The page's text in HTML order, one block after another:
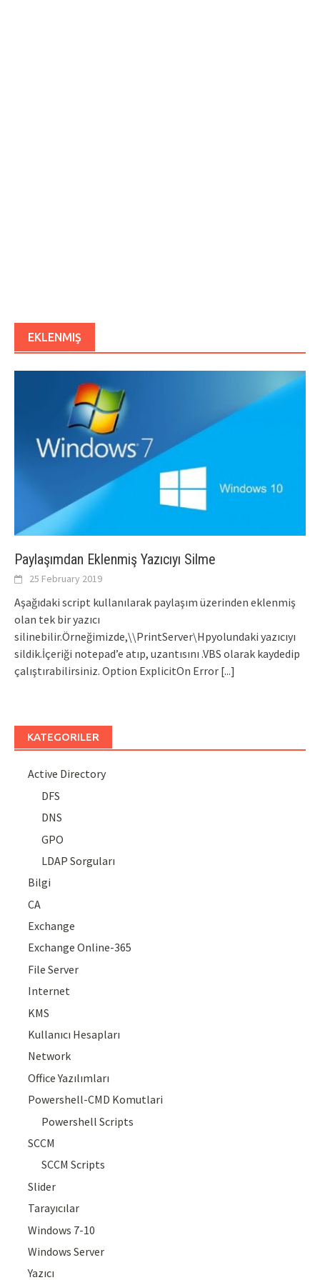
EKLENMIŞ
Paylaşımdan Eklenmiş Yazıcıyı Silme
25 February 2019
Aşağıdaki script kullanılarak paylaşım üzerinden eklenmiş
olan tek bir yazıcı
silinebilir.Örneğimizde,\\PrintServer\Hpyolundaki yazıcıyı
sildik.İçeriği notepad’e atıp, uzantısını .VBS olarak kaydedip
çalıştırabilirsiniz. Option ExplicitOn Error [...]
KATEGORILER
Active Directory
DFS
DNS
GPO
LDAP Sorguları
Bilgi
CA
Exchange
Exchange Online-365
File Server
Internet
KMS
Kullanıcı Hesapları
Network
Office Yazılımları
Powershell-CMD Komutlari
Powershell Scripts
SCCM
SCCM Scripts
Slider
Tarayıcılar
Windows 7-10
Windows Server
Yazıcı